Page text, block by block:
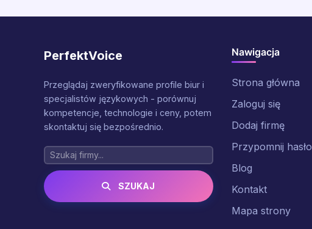
PerfektVoice
Przeglądaj zweryfikowane profile biur i
specjalistów językowych - porównuj
kompetencje, technologie i ceny, potem
skontaktuj się bezpośrednio.
SZUKAJ
Nawigacja
Strona główna
Zaloguj się
Dodaj firmę
Przypomnij hasło
Blog
Kontakt
Mapa strony